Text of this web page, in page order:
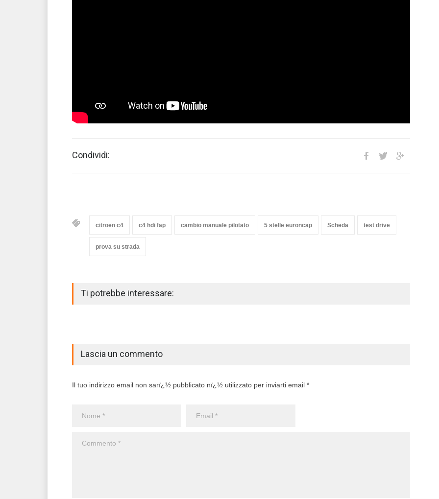
Condividi:
citroen c4 c4 hdi fap cambio manuale pilotato 5 stelle euroncap Scheda test drive
prova su strada
Ti potrebbe interessare:
Lascia un commento
Il tuo indirizzo email non sarï¿½ pubblicato nï¿½ utilizzato per inviarti email *